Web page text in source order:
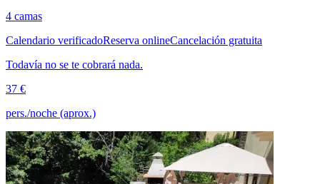
4 camas
Calendario verificadoReserva onlineCancelación gratuita
Todavía no se te cobrará nada.
37 €
pers./noche (aprox.)